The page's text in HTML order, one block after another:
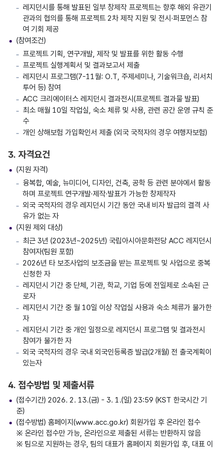
레지던시를 통해 발표된 일부 창제작 프로젝트는 향후 해외 유관기
관과의 협의를 통해 프로젝트 2차 제작 지원 및 전시·퍼포먼스 참
여 기회 제공
(참여조건)
프로젝트 기획, 연구개발, 제작 및 발표를 위한 활동 수행
프로젝트 실행계획서 및 결과보고서 제출
레지던시 프로그램(7-11월: O.T, 주제세미나, 기술워크숍, 리서치
투어 등) 참여
ACC 크리에이터스 레지던시 결과전시(프로젝트 결과물 발표)
최소 매월 10일 작업실, 숙소 체류 및 사용, 관련 공간 운영 규칙 준
수
개인 상해보험 가입확인서 제출 (외국 국적자의 경우 여행자보험)
3. 자격요건
(지원 자격)
융복합, 예술, 뉴미디어, 디자인, 건축, 공학 등 관련 분야에서 활동
하며 프로젝트 연구개발·제작·발표가 가능한 창제작자
외국 국적자의 경우 레지던시 기간 동안 국내 비자 발급의 결격 사
유가 없는 자
(지원 제외 대상)
최근 3년 (2023년~2025년) 국립아시아문화전당 ACC 레지던시
참여자(팀원 포함)
2026년 타 보조사업의 보조금을 받는 프로젝트 및 사업으로 중복
신청한 자
레지던시 기간 중 단체, 기관, 학교, 기업 등에 전일제로 소속된 근
로자
레지던시 기간 중 월 10일 이상 작업실 사용과 숙소 체류가 불가한
자
레지던시 기간 중 개인 일정으로 레지던시 프로그램 및 결과전시
참여가 불가한 자
외국 국적자의 경우 국내 외국인등록증 발급(2개월) 전 출국계획이
있는자
4. 접수방법 및 제출서류
(접수기간) 2026. 2. 13.(금) - 3. 1.(일) 23:59 (KST 한국시간 기
준)
(접수방법) 홈페이지(www.acc.go.kr) 회원가입 후 온라인 접수
※ 온라인 접수만 가능, 온라인으로 제출된 서류는 반환하지 않음
※ 팀으로 지원하는 경우, 팀의 대표가 홈페이지 회원가입 후, 대표 이